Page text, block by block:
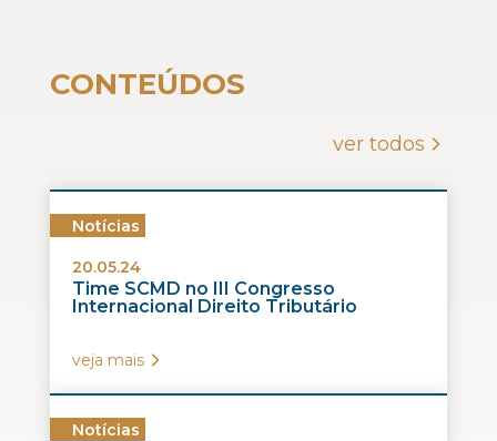
CONTEÚDOS
ver todos
Notícias
20.05.24
Time SCMD no III Congresso
Internacional Direito Tributário
veja mais
Notícias